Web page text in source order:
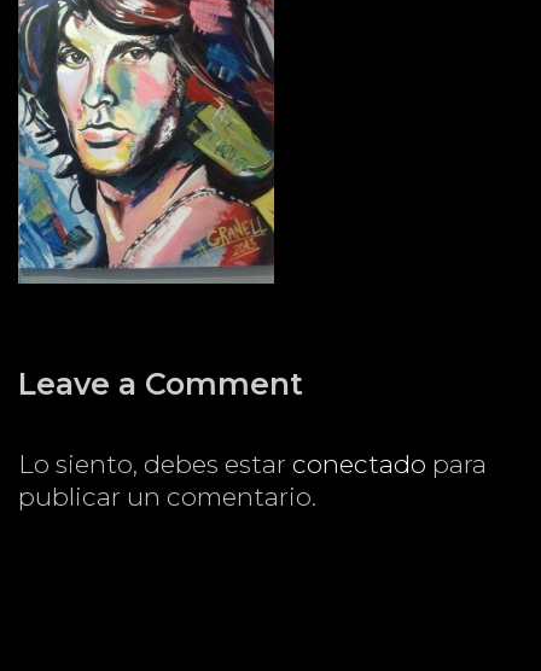
Leave a Comment
Lo siento, debes estar conectado para
publicar un comentario.